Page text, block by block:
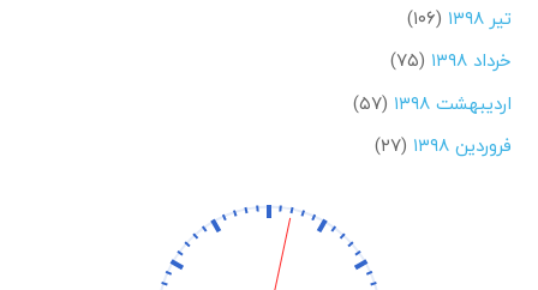
تیر ۱۳۹۸
(۱۰۶)
خرداد ۱۳۹۸
(۷۵)
اردیبهشت ۱۳۹۸
(۵۷)
فروردین ۱۳۹۸
(۲۷)